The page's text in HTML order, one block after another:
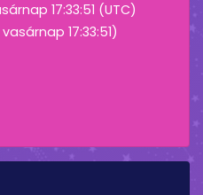
17:33:51 (UTC)
17:33:51)